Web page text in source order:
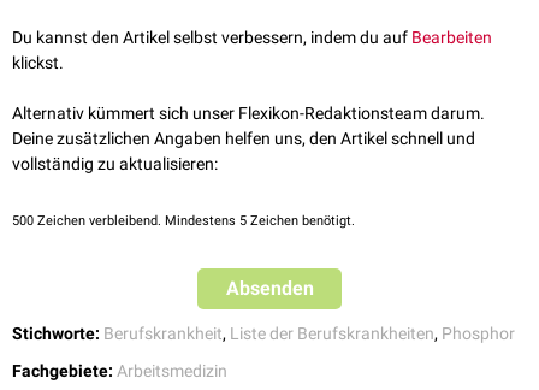
Du kannst den Artikel selbst verbessern, indem du auf Bearbeiten
klickst.
Alternativ kümmert sich unser Flexikon-Redaktionsteam darum.
Deine zusätzlichen Angaben helfen uns, den Artikel schnell und
vollständig zu aktualisieren:
500 Zeichen verbleibend. Mindestens 5 Zeichen benötigt.
Absenden
Stichworte: Berufskrankheit, Liste der Berufskrankheiten, Phosphor
Fachgebiete: Arbeitsmedizin